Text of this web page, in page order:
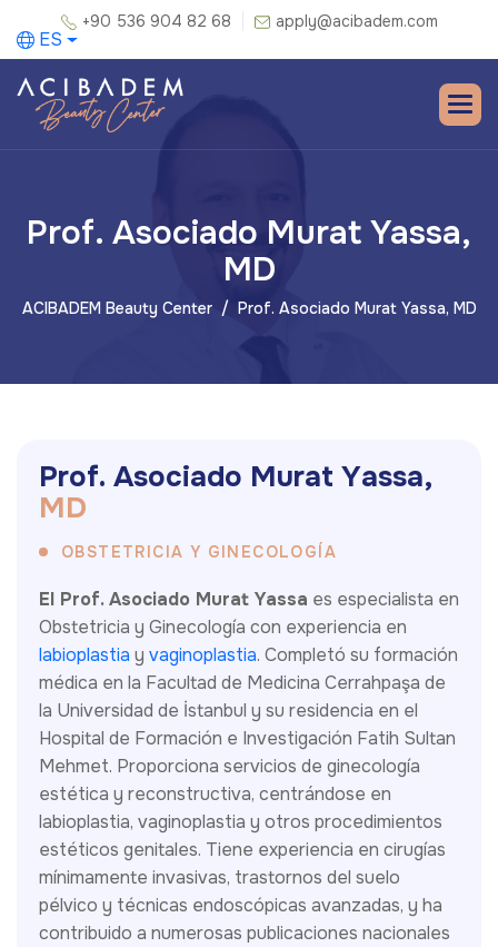
+90 536 904 82 68 apply@acibadem.com
ES
Prof. Asociado Murat Yassa,
MD
ACIBADEM Beauty Center Prof. Asociado Murat Yassa, MD
Prof. Asociado Murat Yassa,
MD
OBSTETRICIA Y GINECOLOGÍA
El Prof. Asociado Murat Yassa es especialista en
Obstetricia y Ginecología con experiencia en
labioplastia y vaginoplastia. Completó su formación
médica en la Facultad de Medicina Cerrahpaşa de
la Universidad de İstanbul y su residencia en el
Hospital de Formación e Investigación Fatih Sultan
Mehmet. Proporciona servicios de ginecología
estética y reconstructiva, centrándose en
labioplastia, vaginoplastia y otros procedimientos
estéticos genitales. Tiene experiencia en cirugías
mínimamente invasivas, trastornos del suelo
pélvico y técnicas endoscópicas avanzadas, y ha
contribuido a numerosas publicaciones nacionales